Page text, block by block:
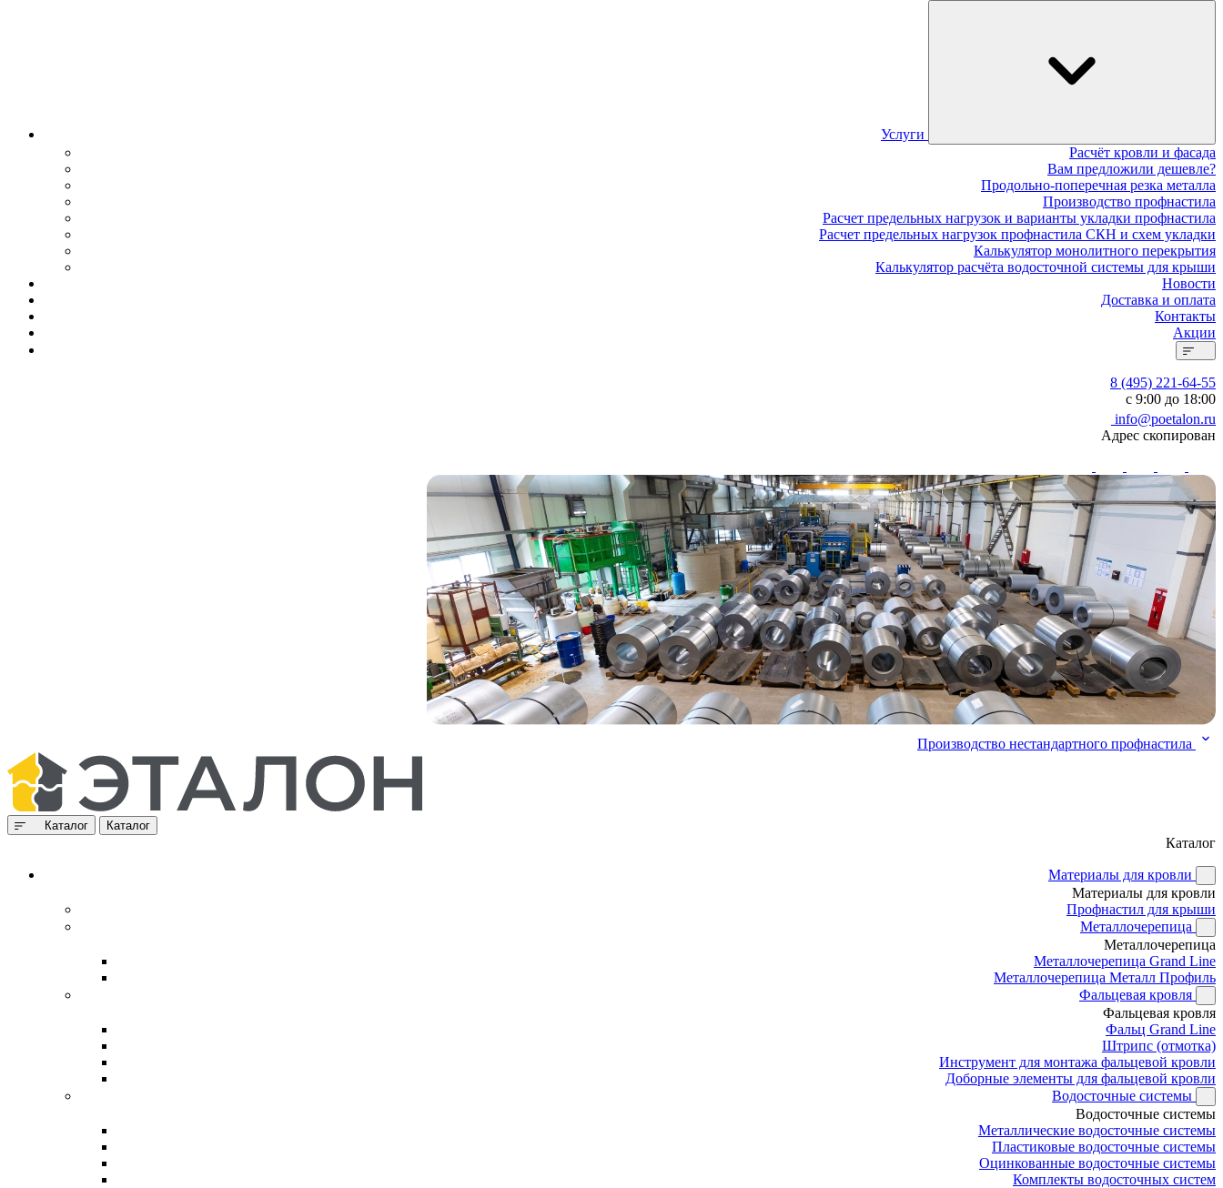
Услуги
Расчёт кровли и фасада
Вам предложили дешевле?
Продольно-поперечная резка металла
Производство профнастила
Расчет предельных нагрузок и варианты укладки профнастила
Расчет предельных нагрузок профнастила СКН и схем укладки
Калькулятор монолитного перекрытия
Калькулятор расчёта водосточной системы для крыши
Новости
Доставка и оплата
Контакты
Акции
8 (495) 221-64-55
с 9:00 до 18:00
info@poetalon.ru
Адрес скопирован
Производство нестандартного профнастила
Каталог Каталог
Каталог
Материалы для кровли
Материалы для кровли
Профнастил для крыши
Металлочерепица
Металлочерепица
Металлочерепица Grand Line
Металлочерепица Металл Профиль
Фальцевая кровля
Фальцевая кровля
Фальц Grand Line
Штрипс (отмотка)
Инструмент для монтажа фальцевой кровли
Доборные элементы для фальцевой кровли
Водосточные системы
Водосточные системы
Металлические водосточные системы
Пластиковые водосточные системы
Оцинкованные водосточные системы
Комплекты водосточных систем